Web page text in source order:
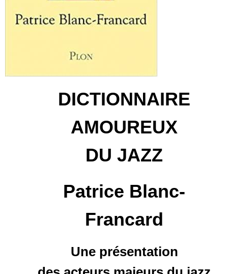
DICTIONNAIRE
AMOUREUX
DU JAZZ
Patrice Blanc-
Francard
Une présentation